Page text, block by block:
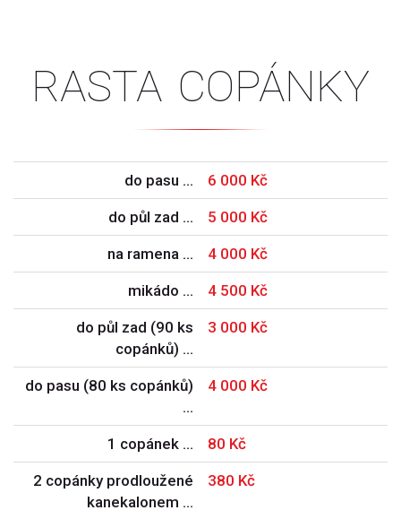
rasta copánky
do pasu … 6 000 Kč
do půl zad … 5 000 Kč
na ramena … 4 000 Kč
mikádo … 4 500 Kč
do půl zad (90 ks
copánků) …
3 000 Kč
do pasu (80 ks copánků)
…
4 000 Kč
1 copánek … 80 Kč
2 copánky prodloužené
kanekalonem …
380 Kč